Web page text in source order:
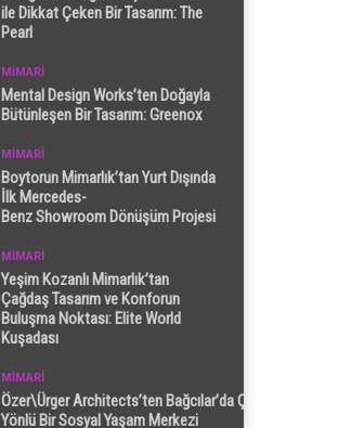
ile Dikkat Çeken Bir Tasarım: The
Pearl
MİMARİ
Mental Design Works’ten Doğayla
Bütünleşen Bir Tasarım: Greenox
MİMARİ
Boytorun Mimarlık’tan Yurt Dışında
İlk Mercedes-
Benz Showroom Dönüşüm Projesi
MİMARİ
Yeşim Kozanlı Mimarlık’tan
Çağdaş Tasarım ve Konforun
Buluşma Noktası: Elite World
Kuşadası
MİMARİ
Özer\Ürger Architects’ten Bağcılar’da Çok
Yönlü Bir Sosyal Yaşam Merkezi